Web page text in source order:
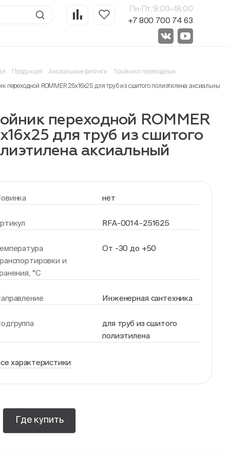
Пн-Пт, 9:00—18:00
+7 800 700 74 63
Продукция Аксиальные фитинги Тройники переходные
переходной ROMMER 25x16x25 для труб из сшитого полиэтилена аксиальный
переходной ROMMER
для труб из сшитого
аксиальный
нет
RFA-0014-251625
и
°С
От -30 до +50
Инженерная сантехника
для труб из сшитого
полиэтилена
характеристики
Где купить